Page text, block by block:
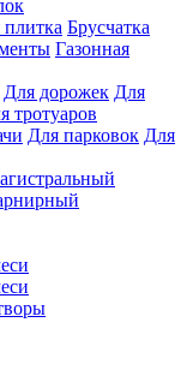
плитка Брусчатка
Газонная
Для дорожек Для
тротуаров
Для парковок Для